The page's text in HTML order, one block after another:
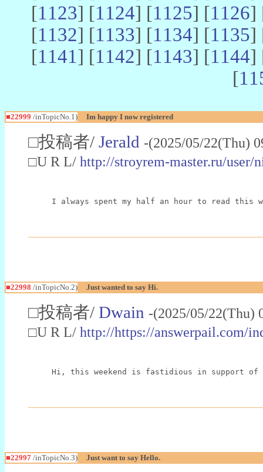
[1123] [1124] [1125] [1126]
[1132] [1133] [1134] [1135]
[1141] [1142] [1143] [1144]
[
■22999 /inTopicNo.1) Im happy I now registered
□投稿者/ Jerald -(2025/05/22(Thu)
□U R L/ http://stroyrem-master.ru/user/
I always spent my half an hour to read
■22998 /inTopicNo.2) Just wanted to say Hi.
□投稿者/ Dwain -(2025/05/
□U R L/ http://https://answerpail.com/
Hi, this weekend is fastidious in support of
■22997 /inTopicNo.3) Just want to say Hello.